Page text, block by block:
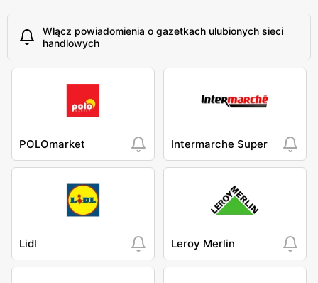
Włącz powiadomienia o gazetkach ulubionych sieci
handlowych
POLOmarket Intermarche Super
Lidl Leroy Merlin